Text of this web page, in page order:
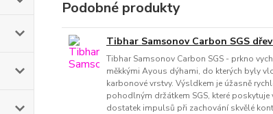
Podobné produkty
Tibhar Samsonov Carbon SGS
Tibhar Samsonov Carbon SGS - prkno
měkkými Ayous dýhami, do kterých byly
karbonové vrstvy. Výsldkem je úžasně
pohodlným držátkem SGS, které poskytuje
dostatek impulsů při zachování skvělé